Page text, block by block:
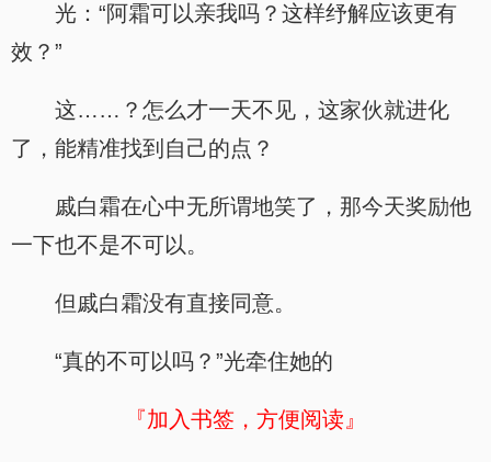
光：“阿霜可以亲我吗？这样纾解应该更有
效？”
这……？怎么才一天不见，这家伙就进化
了，能精准找到自己的点？
戚白霜在心中无所谓地笑了，那今天奖励他
一下也不是不可以。
但戚白霜没有直接同意。
“真的不可以吗？”光牵住她的
『加入书签，方便阅读』